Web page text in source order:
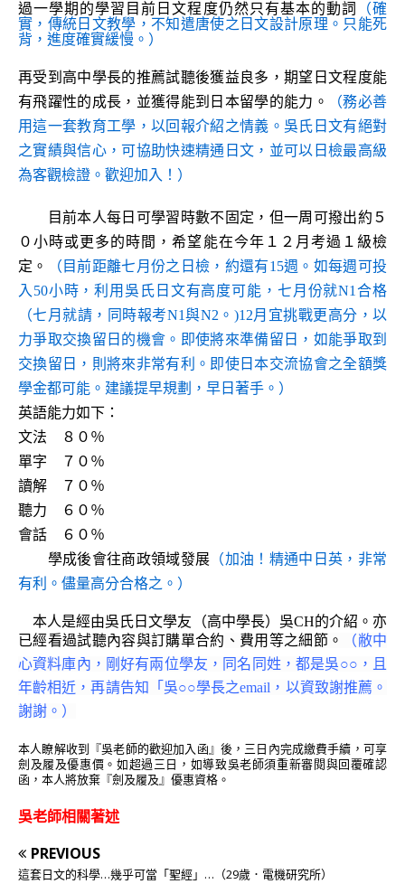
過一學期的學習目前日文程度仍然只有基本的動詞
（確
實，傳統日文教學，不知遣唐使之日文設計原理。只能死
背，進度確實緩慢。）
再受到高中學長的推薦試聽後獲益良多，期望日文程度能
有飛躍性的成長，並獲得能到日本留學的能力。
（務必善
用這一套教育工學，以回報介紹之情義。吳氏日文有絕對
之實績與信心，可協助快速精通日文，並可以日檢最高級
為客觀檢證。歡迎加入！）
目前本人每日可學習時數不固定，但一周可撥出約５
０小時或更多的時間，希望能在今年１２月考過１級檢
定。
（目前距離七月份之日檢，約還有15週。如每週可投
入50小時，利用吳氏日文有高度可能，七月份就N1合格
（七月就請，同時報考N1與N2。)12月宜挑戰更高分，以
力爭取交換留日的機會。即使將來準備留日，如能爭取到
交換留日，則將來非常有利。即使日本交流協會之全額獎
學金都可能。建議提早規劃，早日著手。）
英語能力如下：
文法 ８０％
單字 ７０％
讀解 ７０％
聽力 ６０％
會話 ６０％
學成後會往商政領域發展 （加油！精通中日英，非常
有利。儘量高分合格之。）
本人是經由吳氏日文學友（高中學長）吳CH的介紹。亦
已經看過試聽內容與訂購單合約 、費用等之細節。
（敝中
心資料庫內， 剛好有兩位學友，同名同姓，都是吳○○ ，且
年齡相近，再請告知「吳○○學長之email，以資致謝推薦。
謝謝。）
本人瞭解收到『吳老師的歡迎加入函』後，三日內完成繳費手續，可享
劍及履及優惠價。如超過三日，如導致吳老師須重新審閱與回覆確認
函，本人將放棄『劍及履及』優惠資格。
吳老師相關著述
PREVIOUS
這套日文的科學…幾乎可當「聖經」…（29歲．電機研究所）